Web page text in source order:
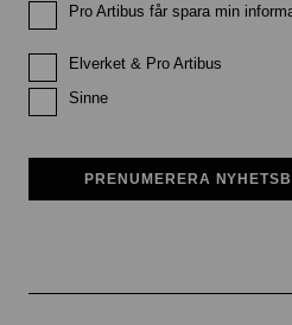
Pro Artibus får spara min
Elverket & Pro Artibus
Sinne
PRENUMERERA